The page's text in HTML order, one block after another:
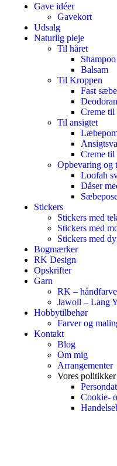
Gave idéer
Gavekort
Udsalg
Naturlig pleje
Til håret
Shampoo
Balsam
Til Kroppen
Fast sæbe
Creme
Til ansigtet
Creme til
Opbevaring og
Loofah
Dåser
Stickers
Stickers med
Stickers med
Stickers med
Bogmærker
RK Design
Opskrifter
Garn
RK –
Jawoll – Lang
Hobbytilbehør
Farver og
Kontakt
Blog
Om mig
Arrangementer
Vores politikker
Cookie-